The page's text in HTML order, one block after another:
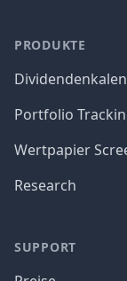
PRODUKTE
Portfolio
Wertpapier
Research
SUPPORT